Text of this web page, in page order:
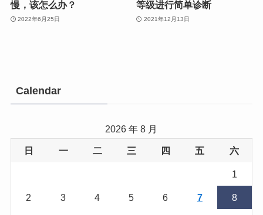
慢，该怎么办？
2022年6月25日
等级进行简单诊断
2021年12月13日
Calendar
2026 年 8 月
日 一 二 三 四 五 六
1
2 3 4 5 6 7 8